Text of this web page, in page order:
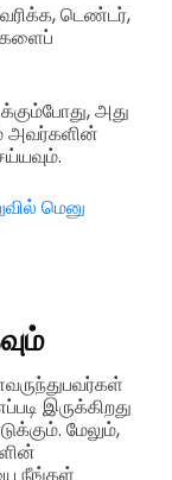
டெண்டர்,
அது
அவர்களின்
மெனு
இருக்கிறது
மேலும்,